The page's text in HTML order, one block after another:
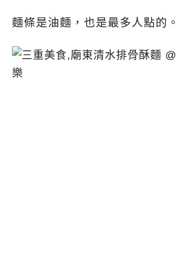
麵條是油麵，也是最多人點的。